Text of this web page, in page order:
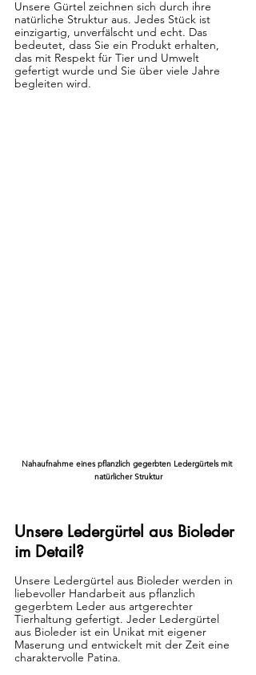
Unsere Gürtel zeichnen sich durch ihre
natürliche Struktur aus. Jedes Stück ist
einzigartig, unverfälscht und echt. Das
bedeutet, dass Sie ein Produkt erhalten,
das mit Respekt für Tier und Umwelt
gefertigt wurde und Sie über viele Jahre
begleiten wird.
Nahaufnahme eines pflanzlich gegerbten Ledergürtels mit
natürlicher Struktur
Unsere Ledergürtel aus Bioleder
im Detail?
Unsere Ledergürtel aus Bioleder werden in
liebevoller Handarbeit aus pflanzlich
gegerbtem Leder aus artgerechter
Tierhaltung gefertigt. Jeder Ledergürtel
aus Bioleder ist ein Unikat mit eigener
Maserung und entwickelt mit der Zeit eine
charaktervolle Patina.